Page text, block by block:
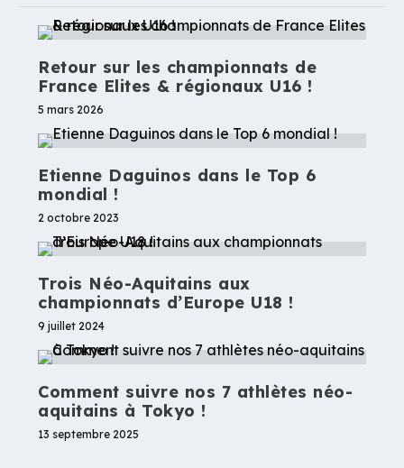
Retour sur les championnats de
France Elites & régionaux U16 !
5 mars 2026
Etienne Daguinos dans le Top 6
mondial !
2 octobre 2023
Trois Néo-Aquitains aux
championnats d’Europe U18 !
9 juillet 2024
Comment suivre nos 7 athlètes néo-
aquitains à Tokyo !
13 septembre 2025